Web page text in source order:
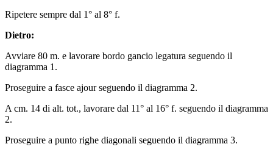
Ripetere sempre dal 1° al 8° f.
Dietro:
Avviare 80 m. e lavorare bordo gancio legatura seguendo il
diagramma 1.
Proseguire a fasce ajour seguendo il diagramma 2.
A cm. 14 di alt. tot., lavorare dal 11° al 16° f. seguendo il diagramma
2.
Proseguire a punto righe diagonali seguendo il diagramma 3.